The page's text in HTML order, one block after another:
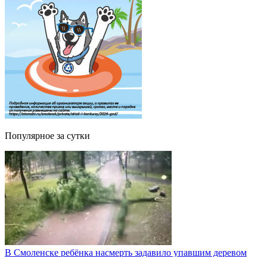
Популярное за сутки
В Смоленске ребёнка насмерть задавило упавшим деревом